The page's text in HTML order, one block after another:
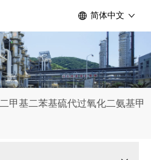
简体中文
二甲基二苯基硫代过氧化二氨基甲